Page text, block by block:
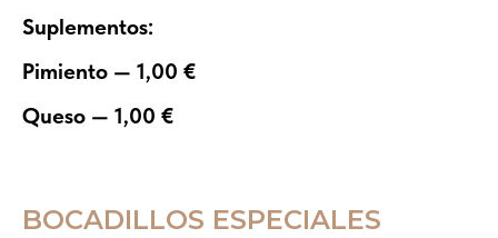
Suplementos:
Pimiento — 1,00 €
Queso — 1,00 €
BOCADILLOS ESPECIALES